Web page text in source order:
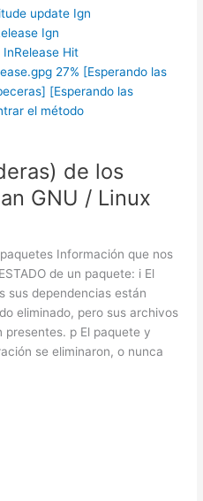
de los
GNU / Linux
Información que nos
de un paquete: i El
sus dependencias están
eliminado, pero sus archivos
p El paquete y
se eliminaron, o nunca